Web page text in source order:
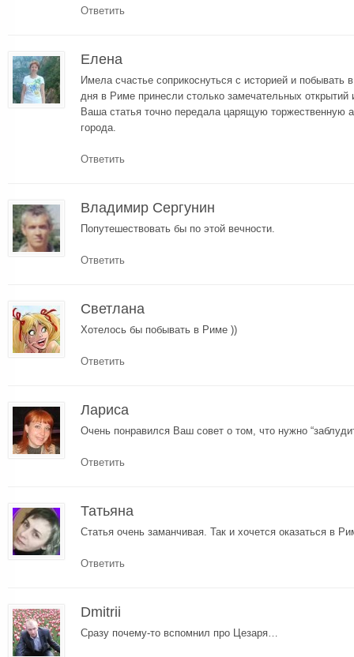
Ответить
Елена
Имела счастье соприкоснуться с историей и побывать
дня в Риме принесли столько замечательных открытий
Ваша статья точно передала царящую торжественную
города.
Ответить
Владимир Сергунин
Попутешествовать бы по этой вечности.
Ответить
Cветлана
Хотелось бы побывать в Риме ))
Ответить
Лариса
Очень понравился Ваш совет о том, что нужно
Ответить
Татьяна
Статья очень заманчивая. Так и хочется оказаться в
Ответить
Dmitrii
Сразу почему-то вспомнил про Цезаря…